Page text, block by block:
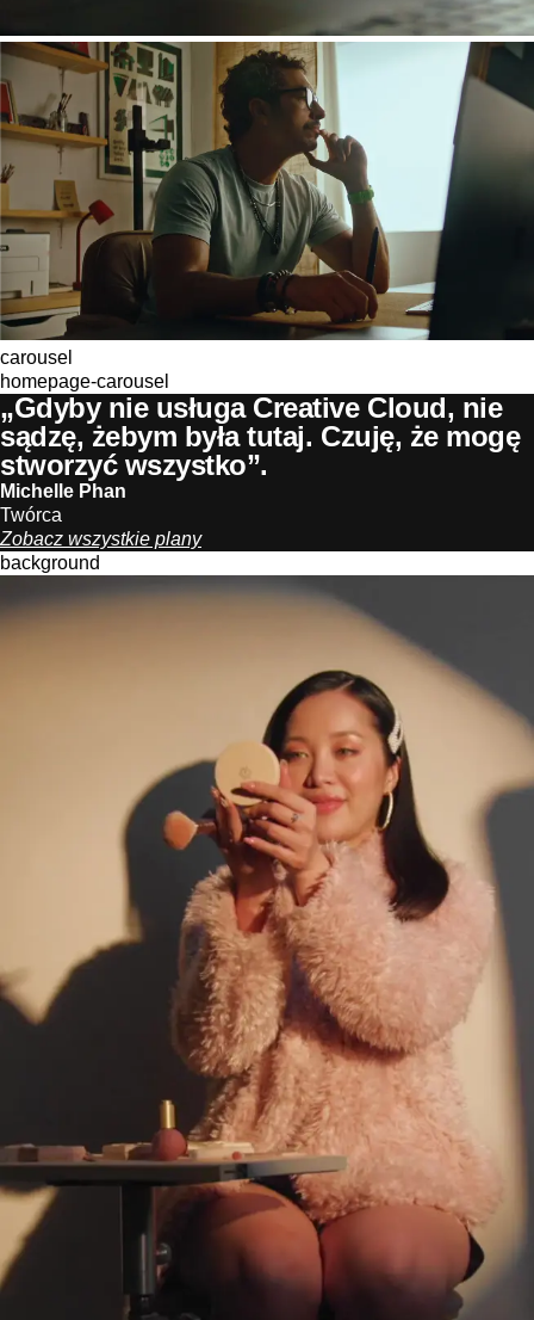
carousel
homepage-carousel
„Gdyby nie usługa Creative Cloud, nie
sądzę, żebym była tutaj. Czuję, że mogę
stworzyć wszystko”.
Michelle Phan
Twórca
Zobacz wszystkie plany
background